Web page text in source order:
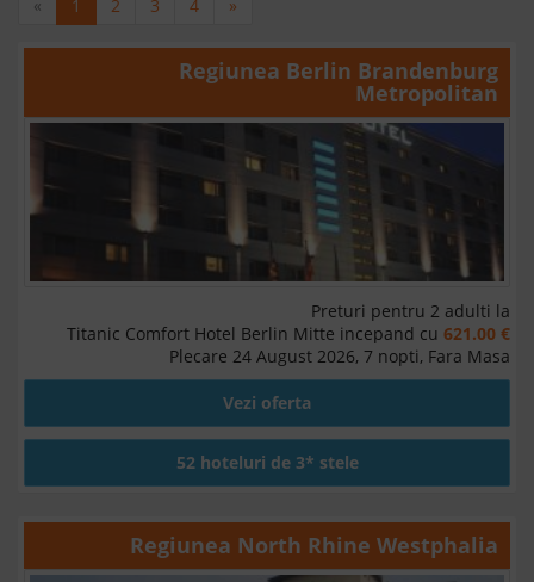
« 1 2 3 4 »
Regiunea Berlin Brandenburg
Metropolitan
Preturi pentru 2 adulti la
Titanic Comfort Hotel Berlin Mitte incepand cu 621.00 €
Plecare 24 August 2026, 7 nopti, Fara Masa
Vezi oferta
52 hoteluri de 3* stele
Regiunea North Rhine Westphalia